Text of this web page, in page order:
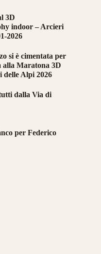
3D
indoor – Arcieri
2026
si è cimentata per
alla Maratona 3D
Alpi 2026
dalla Via di
per Federico